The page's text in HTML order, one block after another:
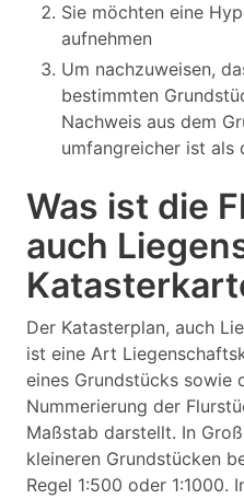
Sie möchten eine
aufnehmen
Um nachzuweisen,
bestimmten
Nachweis aus dem
umfangreicher ist als
Was ist die
auch
Der Katasterplan, auch
ist eine Art
eines Grundstücks sowie
Nummerierung der
Maßstab darstellt. In
kleineren Grundstücken
Regel 1:500 oder 1:1000.